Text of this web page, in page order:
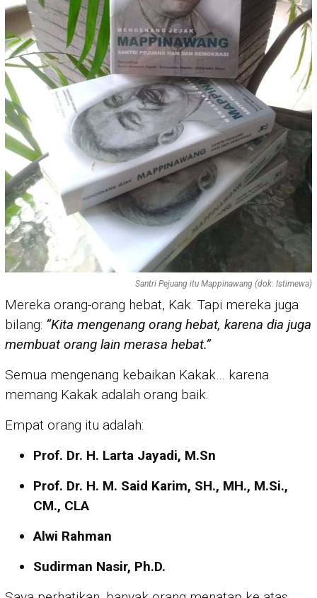
Santri Pejuang itu Mappinawang (dok: Istimewa)
Mereka orang-orang hebat, Kak. Tapi mereka juga
bilang: “Kita mengenang orang hebat, karena dia juga
membuat orang lain merasa hebat.”
Semua mengenang kebaikan Kakak… karena
memang Kakak adalah orang baik.
Empat orang itu adalah:
Prof. Dr. H. Larta Jayadi, M.Sn
Prof. Dr. H. M. Said Karim, SH., MH., M.Si.,
CM., CLA
Alwi Rahman
Sudirman Nasir, Ph.D.